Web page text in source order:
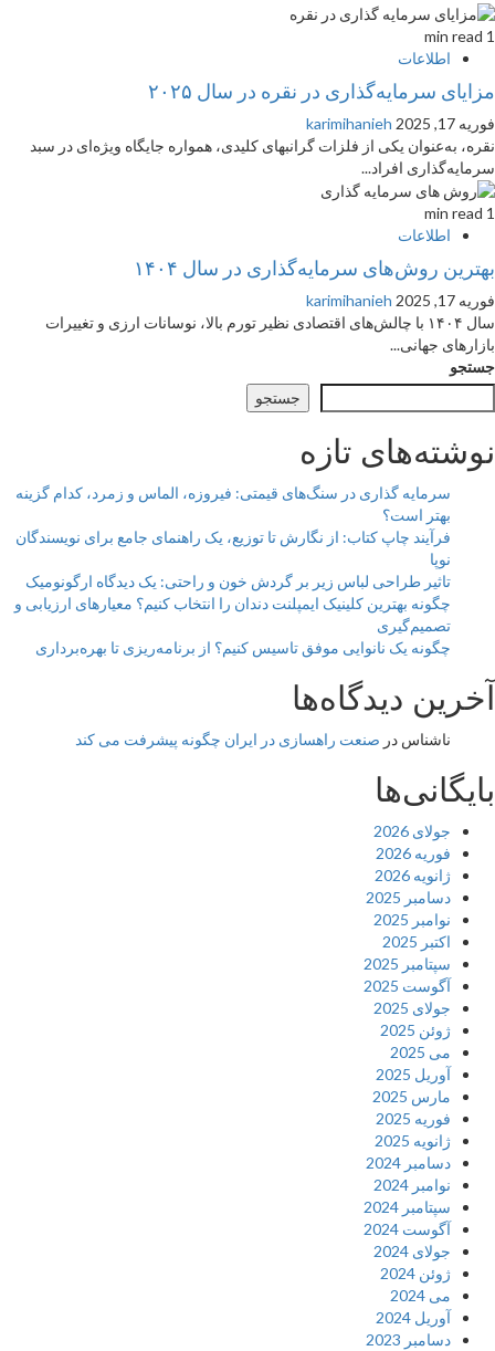
1 min read
اطلاعات
مزایای سرمایه‌گذاری در نقره در سال ۲۰۲۵
فوریه 17, 2025
karimihanieh
نقره، به‌عنوان یکی از فلزات گرانبهای کلیدی، همواره جایگاه ویژه‌ای در سبد
سرمایه‌گذاری افراد...
1 min read
اطلاعات
بهترین روش‌های سرمایه‌گذاری در سال ۱۴۰۴
فوریه 17, 2025
karimihanieh
سال ۱۴۰۴ با چالش‌های اقتصادی نظیر تورم بالا، نوسانات ارزی و تغییرات
بازارهای جهانی...
جستجو
جستجو
نوشته‌های تازه
سرمایه گذاری در سنگ‌های قیمتی: فیروزه، الماس و زمرد، کدام گزینه
بهتر است؟
فرآیند چاپ کتاب: از نگارش تا توزیع، یک راهنمای جامع برای نویسندگان
نوپا
تاثیر طراحی لباس زیر بر گردش خون و راحتی: یک دیدگاه ارگونومیک
چگونه بهترین کلینیک ایمپلنت دندان را انتخاب کنیم؟ معیارهای ارزیابی و
تصمیم‌گیری
چگونه یک نانوایی موفق تاسیس کنیم؟ از برنامه‌ریزی تا بهره‌برداری
آخرین دیدگاه‌ها
ناشناس در صنعت راهسازی در ایران چگونه پیشرفت می کند
بایگانی‌ها
جولای 2026
فوریه 2026
ژانویه 2026
دسامبر 2025
نوامبر 2025
اکتبر 2025
سپتامبر 2025
آگوست 2025
جولای 2025
ژوئن 2025
می 2025
آوریل 2025
مارس 2025
فوریه 2025
ژانویه 2025
دسامبر 2024
نوامبر 2024
سپتامبر 2024
آگوست 2024
جولای 2024
ژوئن 2024
می 2024
آوریل 2024
دسامبر 2023